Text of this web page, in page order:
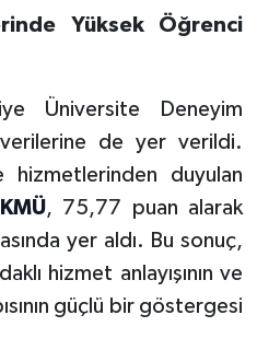
Yüksek Öğrenci
Üniversite Deneyim
de yer verildi.
hizmetlerinden duyulan
KMÜ, 75,77 puan alarak
yer aldı. Bu sonuç,
hizmet anlayışının ve
güçlü bir göstergesi